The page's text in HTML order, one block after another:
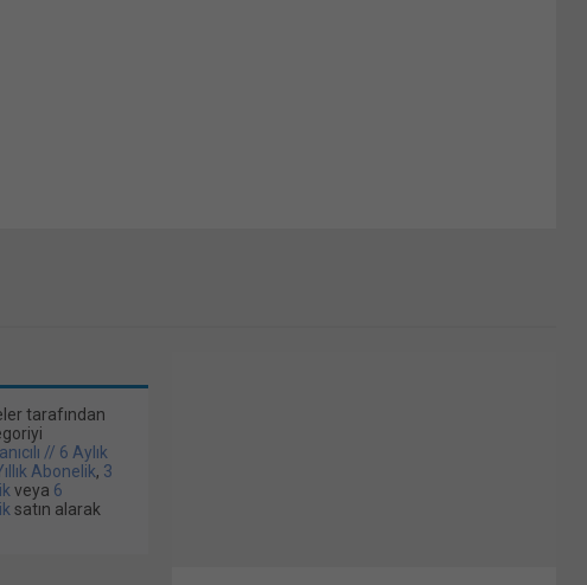
tarafından
// 6 Aylık
Abonelik, 3
veya 6
satın alarak